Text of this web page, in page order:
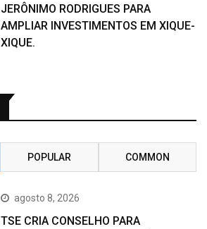
JERÔNIMO RODRIGUES PARA
AMPLIAR INVESTIMENTOS EM XIQUE-
XIQUE.
POPULAR COMMON
agosto 8, 2026
TSE CRIA CONSELHO PARA